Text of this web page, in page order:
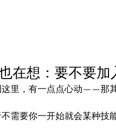
在想：要不要加
里，有一点点心动——那其
需要你一开始就会某种技